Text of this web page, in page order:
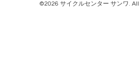
©2026 サイクルセンター サンワ.